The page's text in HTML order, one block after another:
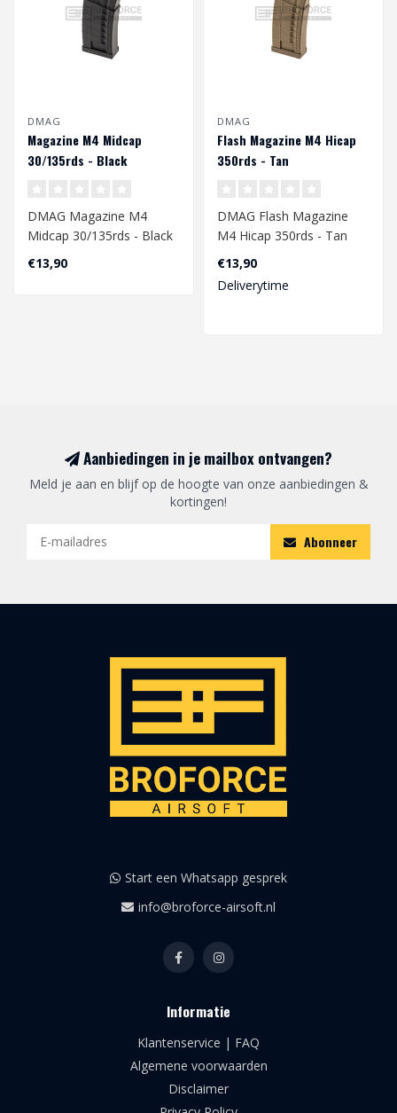
DMAG
Magazine M4 Midcap
30/135rds - Black
DMAG Magazine M4
Midcap 30/135rds - Black
€13,90
DMAG
Flash Magazine M4 Hicap
350rds - Tan
DMAG Flash Magazine
M4 Hicap 350rds - Tan
€13,90
Deliverytime
Aanbiedingen in je mailbox ontvangen?
Meld je aan en blijf op de hoogte van onze aanbiedingen &
kortingen!
Abonneer
Start een Whatsapp gesprek
info@broforce-airsoft.nl
Informatie
Klantenservice | FAQ
Algemene voorwaarden
Disclaimer